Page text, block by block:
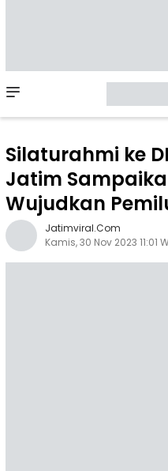
Menu
Silaturahmi ke
Jatim
Wujudkan
Jatimviral.com
Kamis, 30 Nov 2023 11:01